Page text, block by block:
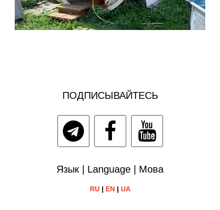
ПОДПИСЫВАЙТЕСЬ
Язык | Language | Мова
RU| EN| UA